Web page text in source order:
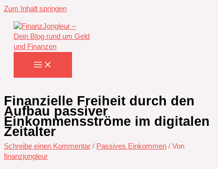
Zum Inhalt springen
Finanzielle Freiheit durch den
Aufbau passiver
Einkommensströme im digitalen
Zeitalter
Schreibe einen Kommentar / Passives Einkommen / Von
finanzjongleur